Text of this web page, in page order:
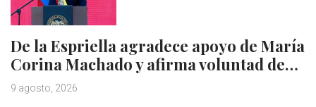
De la Espriella agradece apoyo de María
Corina Machado y afirma voluntad de…
9 agosto, 2026